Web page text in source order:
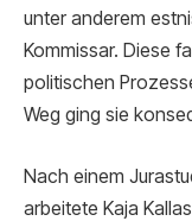
unter anderem
Kommissar. Diese
politischen
Weg ging sie
Nach einem
arbeitete Kaja